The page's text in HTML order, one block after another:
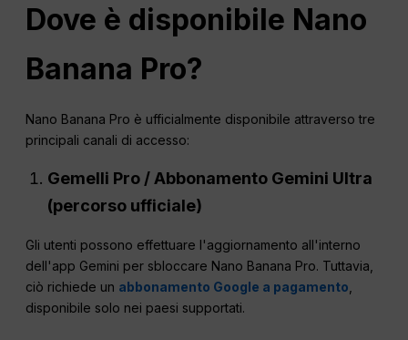
Dove è disponibile Nano
Banana Pro?
Nano Banana Pro è ufficialmente disponibile attraverso tre
principali canali di accesso:
Gemelli Pro / Abbonamento Gemini Ultra
(percorso ufficiale)
Gli utenti possono effettuare l'aggiornamento all'interno
dell'app Gemini per sbloccare Nano Banana Pro. Tuttavia,
ciò richiede un abbonamento Google a pagamento,
disponibile solo nei paesi supportati.